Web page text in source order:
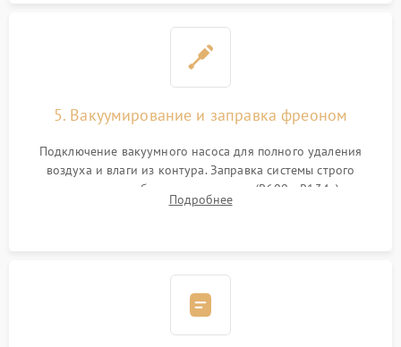
5. Вакуумирование и заправка фреоном
Подключение вакуумного насоса для полного удаления
воздуха и влаги из контура. Заправка системы строго
дозированным объемом хладагента (R600a, R134a) по
электронным весам. Контроль рабочего давления в системе.
Подробнее